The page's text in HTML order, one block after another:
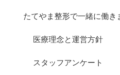
たてやま整形で一緒に働き
医療理念と運営方針
スタッフアンケート